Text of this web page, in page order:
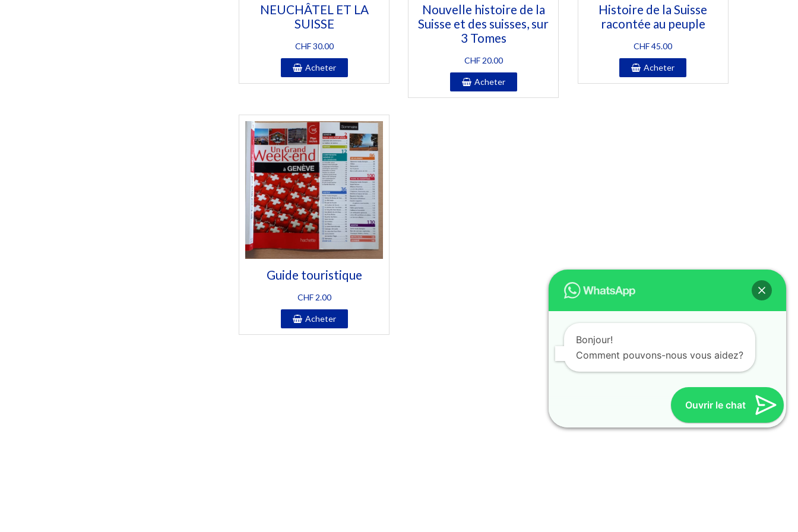
NEUCHÂTEL ET LA
SUISSE
CHF30.00
Acheter
Nouvelle histoire de la
Suisse et des suisses, sur
3 Tomes
CHF20.00
Acheter
Histoire de la Suisse
racontée au peuple
CHF45.00
Acheter
Guide touristique
CHF2.00
Acheter
Bonjour!
Comment pouvons-nous vous aidez?
Ouvrir le chat